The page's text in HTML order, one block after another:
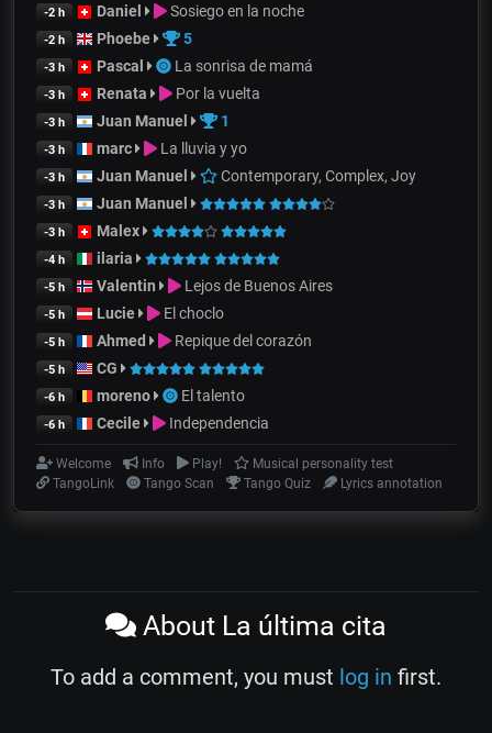
-2 h Daniel Sosiego en la noche
-2 h Phoebe 5
-3 h Pascal La sonrisa de mamá
-3 h Renata Por la vuelta
-3 h Juan Manuel 1
-3 h marc La lluvia y yo
-3 h Juan Manuel Contemporary, Complex, Joy
-3 h Juan Manuel
-3 h Malex
-4 h ilaria
-5 h Valentin Lejos de Buenos Aires
-5 h Lucie El choclo
-5 h Ahmed Repique del corazón
-5 h CG
-6 h moreno El talento
-6 h Cecile Independencia
Welcome Info Play!
Musical personality test
TangoLink
Tango Scan Tango Quiz Lyrics annotation
About La última cita
To add a comment, you must log in first.